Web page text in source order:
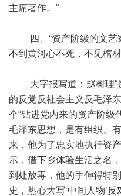
主席著作。”
四、“资产阶级的文艺
不到黄河心不死，不见棺
大字报写道：赵树理“是
的反党反社会主义反毛泽
个“钻进党内来的资产阶级
毛泽东思想，是有组织、
来，他为了忠实地执行资
示，借下乡体验生活之名
到处放毒，他的手伸得特
史，热心大写‘中间人物’